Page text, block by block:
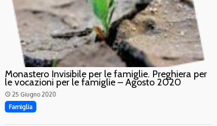
Monastero Invisibile per le famiglie. Preghiera per
le vocazioni per le famiglie – Agosto 2020
access_time 25 Giugno 2020
Famiglia